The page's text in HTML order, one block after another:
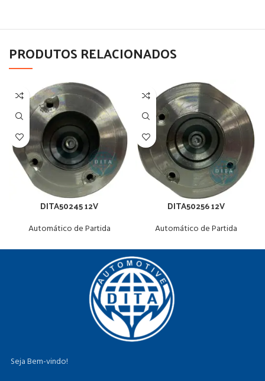
PRODUTOS RELACIONADOS
DITA50245 12V
Automático de Partida
DITA50256 12V
Automático de Partida
Seja Bem-vindo!